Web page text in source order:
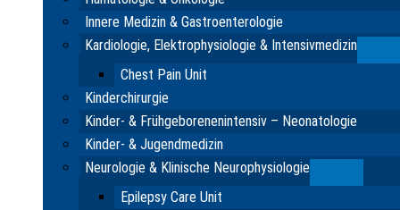
Innere Medizin & Gastroenterologie
Kardiologie, Elektrophysiologie & Intensivmedizin
Chest Pain Unit
Kinderchirurgie
Kinder- & Frühgeborenenintensiv – Neonatologie
Kinder- & Jugendmedizin
Neurologie & Klinische Neurophysiologie
Epilepsy Care Unit